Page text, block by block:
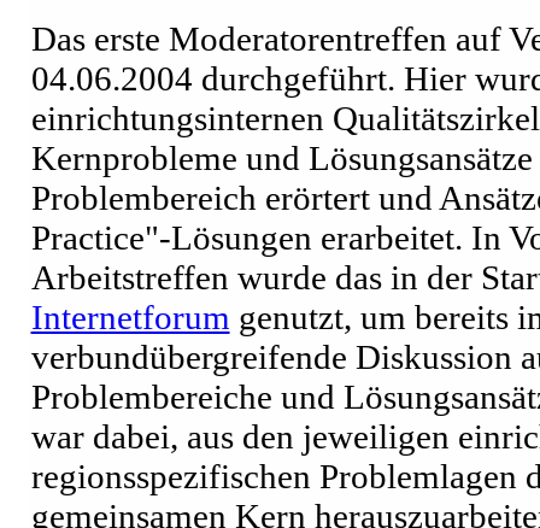
Das erste Moderatorentreffen auf
04.06.2004 durchgeführt. Hier
einrichtungsinternen
Kernprobleme und
Problembereich erörtert und
Practice"-Lösungen erarbeitet. In
Arbeitstreffen wurde das in der
Internetforum genutzt, um bereits
verbundübergreifende Diskussion
Problembereiche und
war dabei, aus den jeweiligen
regionsspezifischen Problemlagen
gemeinsamen Kern